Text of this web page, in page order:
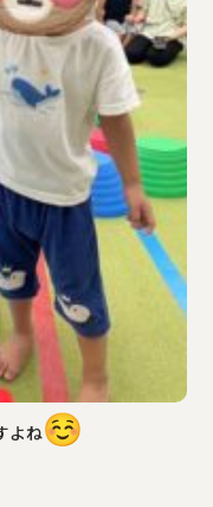
よね